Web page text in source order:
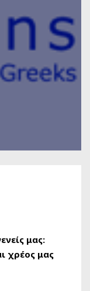
μας:
χρέος μας